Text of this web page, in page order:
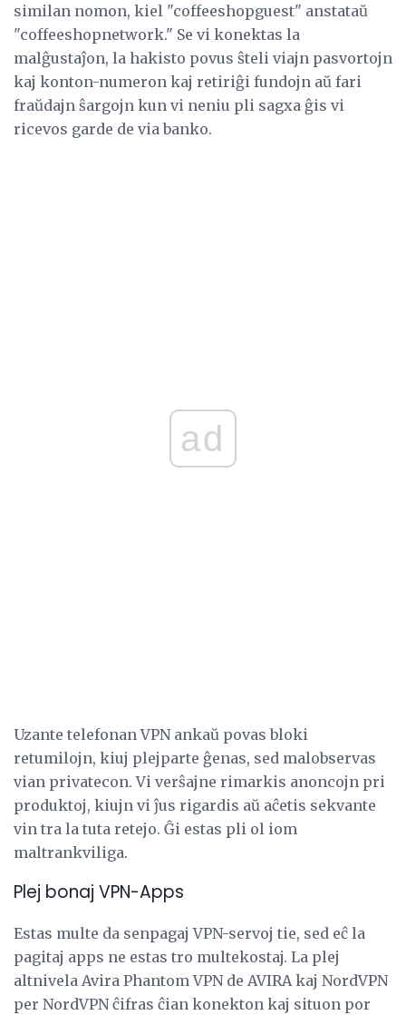
similan nomon, kiel "coffeeshopguest" anstataŭ
"coffeeshopnetwork." Se vi konektas la
malĝustaĵon, la hakisto povus ŝteli viajn pasvortojn
kaj konton-numeron kaj retiriĝi fundojn aŭ fari
fraŭdajn ŝargojn kun vi neniu pli sagxa ĝis vi
ricevos garde de via banko.
ad
Uzante telefonan VPN ankaŭ povas bloki
retumilojn, kiuj plejparte ĝenas, sed malobservas
vian privatecon. Vi verŝajne rimarkis anoncojn pri
produktoj, kiujn vi ĵus rigardis aŭ aĉetis sekvante
vin tra la tuta retejo. Ĝi estas pli ol iom
maltrankviliga.
Plej bonaj VPN-Apps
Estas multe da senpagaj VPN-servoj tie, sed eĉ la
pagitaj apps ne estas tro multekostaj. La plej
altnivela Avira Phantom VPN de AVIRA kaj NordVPN
per NordVPN ĉifras ĉian konekton kaj situon por